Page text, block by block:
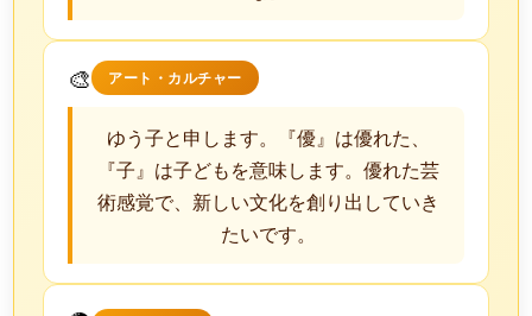
🎨 アート・カルチャー
ゆう子と申します。『優』は優れた、
『子』は子どもを意味します。優れた芸
術感覚で、新しい文化を創り出していき
たいです。